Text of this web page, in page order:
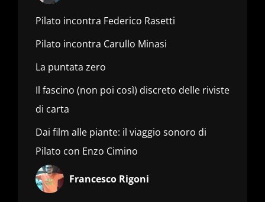
Pilato incontra Federico Rasetti
Pilato incontra Carullo Minasi
La puntata zero
Il fascino (non poi così) discreto delle riviste
di carta
Dai film alle piante: il viaggio sonoro di
Pilato con Enzo Cimino
Francesco Rigoni